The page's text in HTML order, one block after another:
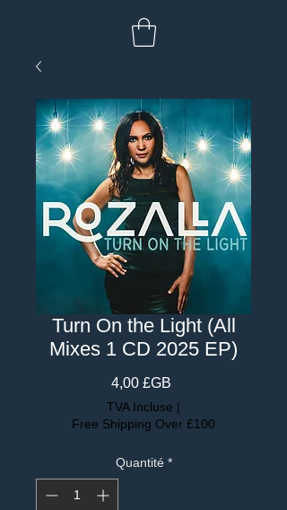
Turn On the Light (All
Mixes 1 CD 2025 EP)
4,00 £GB
TVA Incluse |
Free Shipping Over £100
Quantité *